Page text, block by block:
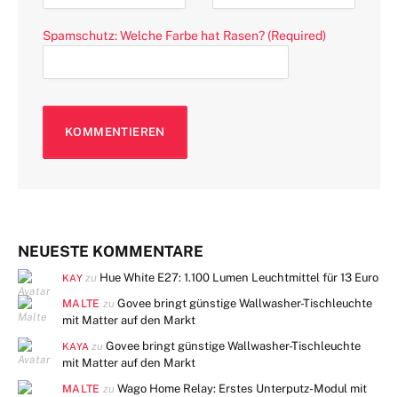
Spamschutz: Welche Farbe hat Rasen? (Required)
NEUESTE KOMMENTARE
KAY zu Hue White E27: 1.100 Lumen Leuchtmittel für 13 Euro
MALTE zu Govee bringt günstige Wallwasher-Tischleuchte
mit Matter auf den Markt
KAYA zuGovee bringt günstige Wallwasher-Tischleuchte
mit Matter auf den Markt
MALTE zu Wago Home Relay: Erstes Unterputz-Modul mit